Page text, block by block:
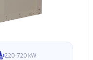
220-720 kW